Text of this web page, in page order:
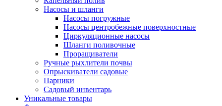
Насосы и шланги
Насосы погружные
Насосы центробежные поверхностные
Циркуляционные насосы
Шланги поливочные
Проращиватели
Ручные рыхлители почвы
Опрыскиватели садовые
Парники
Садовый инвентарь
Уникальные товары